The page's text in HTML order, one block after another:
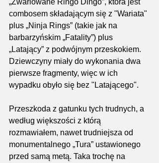
„Zwariowane Ringo Dingo”, która jest
combosem składającym się z "Wariata"
plus „Ninja Rings” (takie jak na
barbarzyńskim „Fatality”) plus
„Latający” z podwójnym przeskokiem.
Dziewczyny miały do wykonania dwa
pierwsze fragmenty, więc w ich
wypadku obyło się bez "Latającego".
Przeszkoda z gatunku tych trudnych, a
według większości z którą
rozmawiałem, nawet trudniejsza od
monumentalnego „Tura” ustawionego
przed samą metą. Taka trochę na